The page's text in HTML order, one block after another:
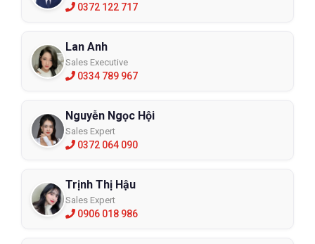
0372 122 717
Lan Anh
Sales Executive
0334 789 967
Nguyễn Ngọc Hội
Sales Expert
0372 064 090
Trịnh Thị Hậu
Sales Expert
0906 018 986